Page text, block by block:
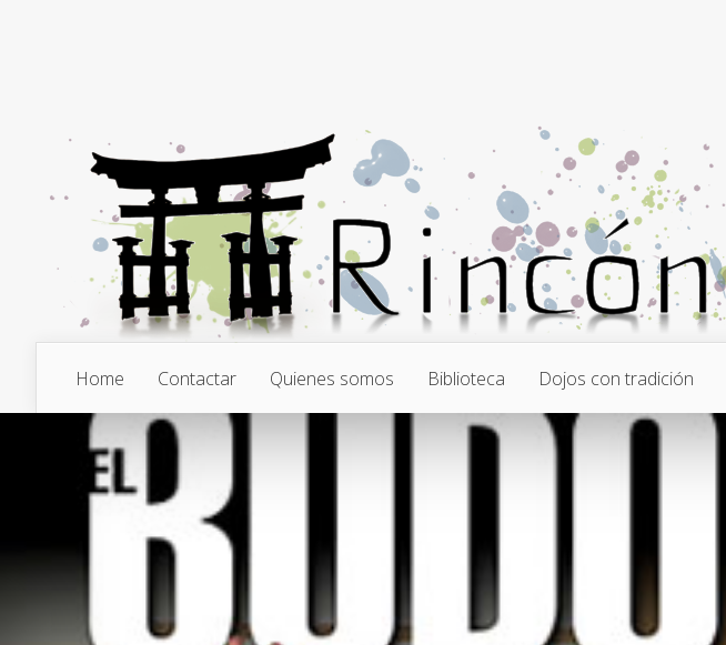
Home Contactar Quienes somos Biblioteca Dojos con tradición